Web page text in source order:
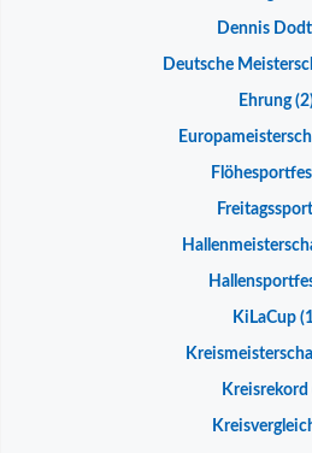
Dennis Dodt
Deutsche
Ehrung
Freitagssport
KiLaCup
Kreisrekord